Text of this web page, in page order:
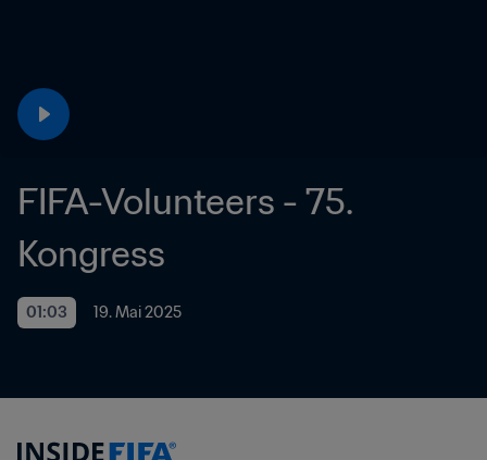
FIFA-Volunteers - 75.
Kongress
01:03 19. Mai 2025